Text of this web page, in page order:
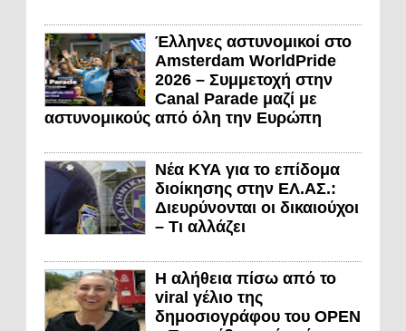
Έλληνες αστυνομικοί στο
Amsterdam WorldPride
2026 – Συμμετοχή στην
Canal Parade μαζί με
αστυνομικούς από όλη την Ευρώπη
Νέα ΚΥΑ για το επίδομα
διοίκησης στην ΕΛ.ΑΣ.:
Διευρύνονται οι δικαιούχοι
– Τι αλλάζει
Η αλήθεια πίσω από το
viral γέλιο της
δημοσιογράφου του OPEN